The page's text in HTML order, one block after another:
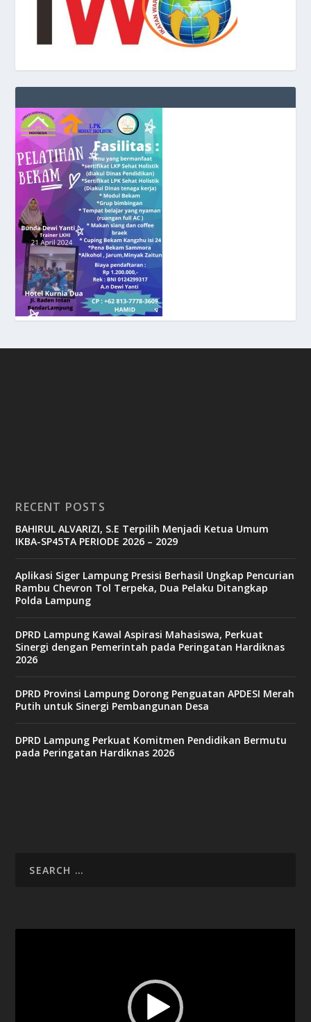
RECENT POSTS
BAHIRUL ALVARIZI, S.E Terpilih Menjadi Ketua Umum
IKBA-SP45TA PERIODE 2026 – 2029
Aplikasi Siger Lampung Presisi Berhasil Ungkap Pencurian
Rambu Chevron Tol Terpeka, Dua Pelaku Ditangkap
Polda Lampung
DPRD Lampung Kawal Aspirasi Mahasiswa, Perkuat
Sinergi dengan Pemerintah pada Peringatan Hardiknas
2026
DPRD Provinsi Lampung Dorong Penguatan APDESI Merah
Putih untuk Sinergi Pembangunan Desa
DPRD Lampung Perkuat Komitmen Pendidikan Bermutu
pada Peringatan Hardiknas 2026